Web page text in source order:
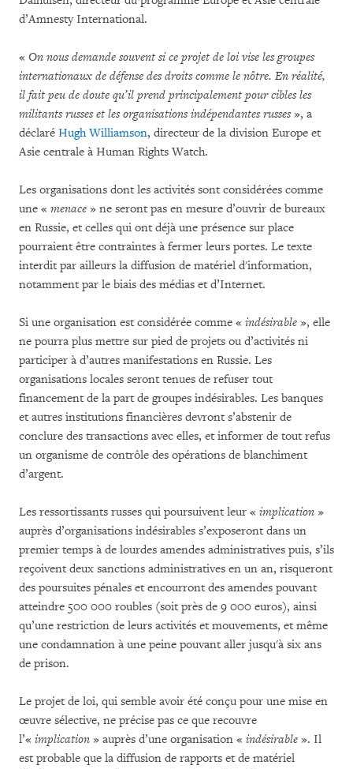
d’Amnesty International.
« On nous demande souvent si ce projet de loi vise les groupes
internationaux de défense des droits comme le nôtre. En réalité,
il fait peu de doute qu’il prend principalement pour cibles les
militants russes et les organisations indépendantes russes», a
déclaré Hugh Williamson, directeur de la division Europe et
Asie centrale à Human Rights Watch.
Les organisations dont les activités sont considérées comme
une « menace » ne seront pas en mesure d’ouvrir de bureaux
en Russie, et celles qui ont déjà une présence sur place
pourraient être contraintes à fermer leurs portes. Le texte
interdit par ailleurs la diffusion de matériel d'information,
notamment par le biais des médias et d’Internet.
Si une organisation est considérée comme « indésirable », elle
ne pourra plus mettre sur pied de projets ou d’activités ni
participer à d’autres manifestations en Russie. Les
organisations locales seront tenues de refuser tout
financement de la part de groupes indésirables. Les banques
et autres institutions financières devront s’abstenir de
conclure des transactions avec elles, et informer de tout refus
un organisme de contrôle des opérations de blanchiment
d’argent.
Les ressortissants russes qui poursuivent leur « implication »
auprès d’organisations indésirables s’exposeront dans un
premier temps à de lourdes amendes administratives puis, s’ils
reçoivent deux sanctions administratives en un an, risqueront
des poursuites pénales et encourront des amendes pouvant
atteindre 500 000 roubles (soit près de 9 000 euros), ainsi
qu’une restriction de leurs activités et mouvements, et même
une condamnation à une peine pouvant aller jusqu'à six ans
de prison.
Le projet de loi, qui semble avoir été conçu pour une mise en
œuvre sélective, ne précise pas ce que recouvre
l’« implication » auprès d’une organisation « indésirable ». Il
est probable que la diffusion de rapports et de matériel